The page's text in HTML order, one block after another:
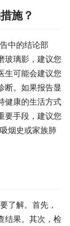
施？
中的结论部
玻璃影，建议您
生可能会建议您
断。如果报告显
健康的生活方式
要手段，建议您
烟史或家族肺
了解。首先，
结果。其次，检